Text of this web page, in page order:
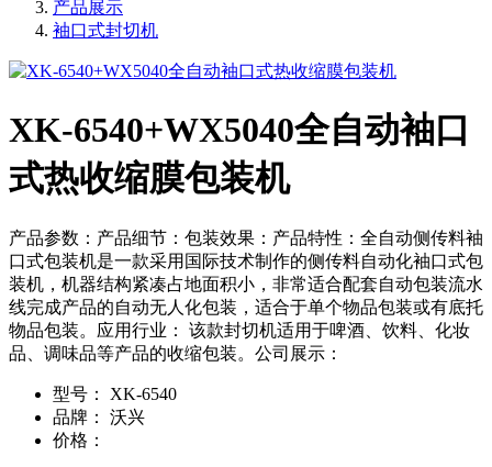
产品展示
袖口式封切机
XK-6540+WX5040全自动袖口
式热收缩膜包装机
产品参数：产品细节：包装效果：产品特性：全自动侧传料袖
口式包装机是一款采用国际技术制作的侧传料自动化袖口式包
装机，机器结构紧凑占地面积小，非常适合配套自动包装流水
线完成产品的自动无人化包装，适合于单个物品包装或有底托
物品包装。应用行业： 该款封切机适用于啤酒、饮料、化妆
品、调味品等产品的收缩包装。公司展示：
型号：
XK-6540
品牌：
沃兴
价格：